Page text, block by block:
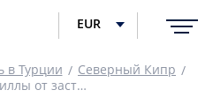
EUR
в Турции
Северный Кипр
Квартиры и виллы от застройщика — фешенебельный проект на берегу Средиземного моря, Татлысу, Северный Кипр, 72-468 м2